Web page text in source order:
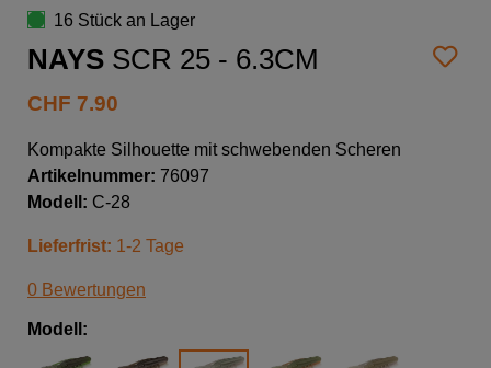
16 Stück an Lager
NAYS SCR 25 - 6.3CM
CHF 7.90
Kompakte Silhouette mit schwebenden Scheren
Artikelnummer: 76097
Modell: C-28
Lieferfrist: 1-2 Tage
0 Bewertungen
Modell: